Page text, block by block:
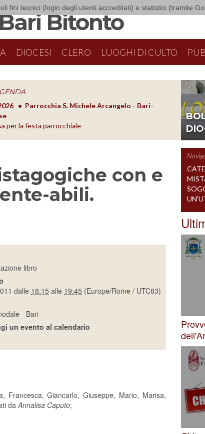
fini tecnici (login degli utenti accreditati) e statistici (tramite
Bitonto
DIOCESI CLERO LUOGHI DI CULTO
Parrocchia S. Michele Arcangelo - Bari-
per la festa parrocchiale
8/10/2026
Formazione
con e
abili.
libro
dalle 18:15 alle 19:45 (Europe/Rome / UTC83)
- Bari
un evento al calendario
Giancarlo, Giuseppe, Mario, Marisa,
daAnnalisa Caputo;